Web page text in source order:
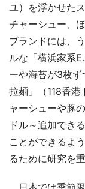
ユ）を浮かせた
チャーシュー、
ブランドには、
ルな「横浜家系
ーや海苔が3枚
拉麺」（118香
ャーシューや豚
ドル～追加でき
ことができるよ
るために研究を